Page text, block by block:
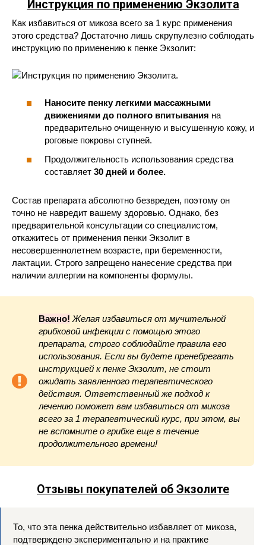
Инструкция по применению Экзолита
Как избавиться от микоза всего за 1 курс применения
этого средства? Достаточно лишь скрупулезно соблюдать
инструкцию по применению к пенке Экзолит:
Наносите пенку легкими массажными
движениями до полного впитывания на
предварительно очищенную и высушенную кожу, и
роговые покровы ступней.
Продолжительность использования средства
составляет 30 дней и более.
Состав препарата абсолютно безвреден, поэтому он
точно не навредит вашему здоровью. Однако, без
предварительной консультации со специалистом,
откажитесь от применения пенки Экзолит в
несовершеннолетнем возрасте, при беременности,
лактации. Строго запрещено нанесение средства при
наличии аллергии на компоненты формулы.
Важно! Желая избавиться от мучительной
грибковой инфекции с помощью этого
препарата, строго соблюдайте правила его
использования. Если вы будете пренебрегать
инструкцией к пенке Экзолит, не стоит
ожидать заявленного терапевтического
действия. Ответственный же подход к
лечению поможет вам избавиться от микоза
всего за 1 терапевтический курс, при этом, вы
не вспомните о грибке еще в течение
продолжительного времени!
Отзывы покупателей об Экзолите
То, что эта пенка действительно избавляет от микоза,
подтверждено экспериментально и на практике